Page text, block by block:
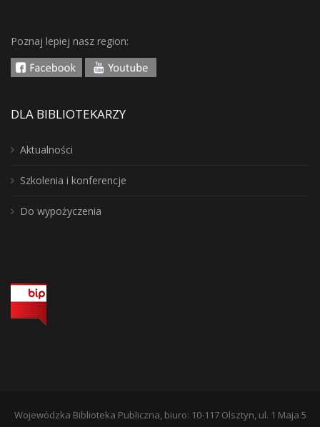
Poznaj lepiej nasz region:
DLA BIBLIOTEKARZY
Aktualności
Szkolenia i konferencje
Do wypożyczenia
Wojewódzka Biblioteka Publiczna, biuro: 10-117 Olsztyn, ul. 1 Maja 5